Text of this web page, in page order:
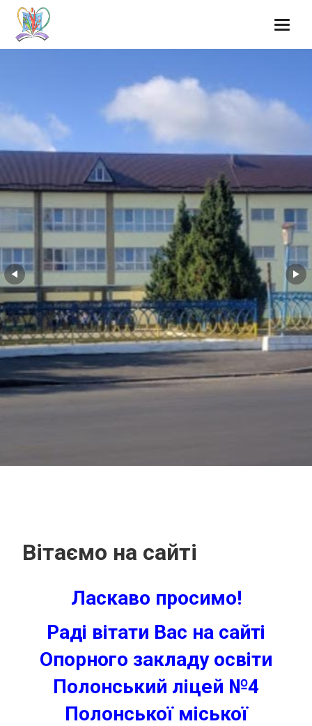
Вітаємо на сайті
Ласкаво просимо!
Раді вітати Вас на сайті
Опорного закладу освіти
Полонський ліцей №4
Полонської міської